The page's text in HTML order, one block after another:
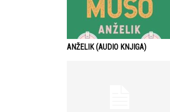
ANŽELIK (AUDIO KNJIGA)